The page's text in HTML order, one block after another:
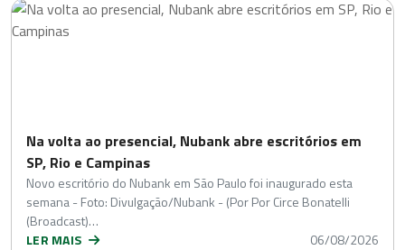
Na volta ao presencial, Nubank abre escritórios em
SP, Rio e Campinas
Novo escritório do Nubank em São Paulo foi inaugurado esta
semana - Foto: Divulgação/Nubank - (Por Por Circe Bonatelli
(Broadcast)…
LER MAIS
06/08/2026